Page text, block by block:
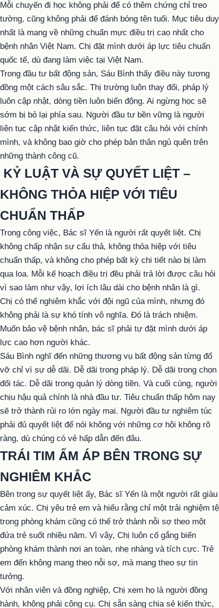
Mỗi chuyến đi học không phải để có thêm chứng chỉ treo
tường, cũng không phải để đánh bóng tên tuổi. Mục tiêu duy
nhất là mang về những chuẩn mực điều trị cao nhất cho
bệnh nhân Việt Nam. Chị đặt mình dưới áp lực tiêu chuẩn
quốc tế, dù đang làm việc tại Việt Nam.
Trong đầu tư bất động sản, Sáu Bình thấy điều này tương
đồng một cách sâu sắc. Thị trường luôn thay đổi, pháp lý
luôn cập nhật, dòng tiền luôn biến động. Ai ngừng học sẽ
sớm bị bỏ lại phía sau. Người đầu tư bền vững là người
liên tục cập nhật kiến thức, liên tục đặt câu hỏi với chính
mình, và không bao giờ cho phép bản thân ngủ quên trên
những thành công cũ.
KỶ LUẬT VÀ SỰ QUYẾT LIỆT –
KHÔNG THỎA HIỆP VỚI TIÊU
CHUẨN THẤP
Trong công việc, Bác sĩ Yến là người rất quyết liệt. Chị
không chấp nhận sự cẩu thả, không thỏa hiệp với tiêu
chuẩn thấp, và không cho phép bất kỳ chi tiết nào bị làm
qua loa. Mỗi kế hoạch điều trị đều phải trả lời được câu hỏi
vì sao làm như vậy, lợi ích lâu dài cho bệnh nhân là gì.
Chị có thể nghiêm khắc với đội ngũ của mình, nhưng đó
không phải là sự khó tính vô nghĩa. Đó là trách nhiệm.
Muốn bảo vệ bệnh nhân, bác sĩ phải tự đặt mình dưới áp
lực cao hơn người khác.
Sáu Bình nghĩ đến những thương vụ bất động sản từng đổ
vỡ chỉ vì sự dễ dãi. Dễ dãi trong pháp lý. Dễ dãi trong chọn
đối tác. Dễ dãi trong quản lý dòng tiền. Và cuối cùng, người
chịu hậu quả chính là nhà đầu tư. Tiêu chuẩn thấp hôm nay
sẽ trở thành rủi ro lớn ngày mai. Người đầu tư nghiêm túc
phải đủ quyết liệt để nói không với những cơ hội không rõ
ràng, dù chúng có vẻ hấp dẫn đến đâu.
TRÁI TIM ẤM ÁP BÊN TRONG SỰ
NGHIÊM KHẮC
Bên trong sự quyết liệt ấy, Bác sĩ Yến là một người rất giàu
cảm xúc. Chị yêu trẻ em và hiểu rằng chỉ một trải nghiệm tệ
trong phòng khám cũng có thể trở thành nỗi sợ theo một
đứa trẻ suốt nhiều năm. Vì vậy, Chị luôn cố gắng biến
phòng khám thành nơi an toàn, nhẹ nhàng và tích cực. Trẻ
em đến không mang theo nỗi sợ, mà mang theo sự tin
tưởng.
Với nhân viên và đồng nghiệp, Chị xem họ là người đồng
hành, không phải công cụ. Chị sẵn sàng chia sẻ kiến thức,